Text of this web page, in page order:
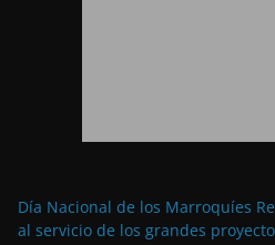
Día Nacional de los Marroquíes
al servicio de los grandes